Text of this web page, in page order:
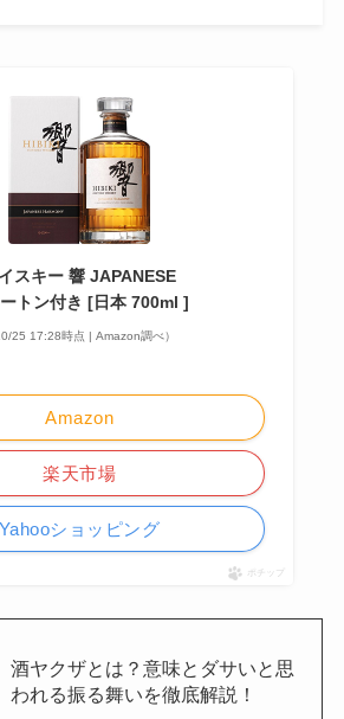
スキー 響 JAPANESE
トン付き [日本 700ml ]
25 17:28時点 | Amazon調べ）
Amazon
楽天市場
Yahooショッピング
ポチップ
酒ヤクザとは？意味とダサいと思
われる振る舞いを徹底解説！